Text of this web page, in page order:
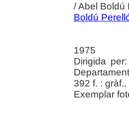
/ Abel Boldú
Boldú
1975
Dirigida
392 f. :
Exemplar